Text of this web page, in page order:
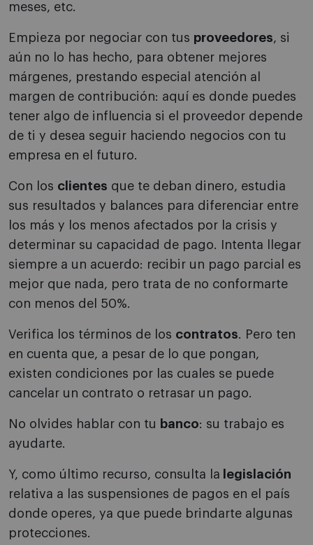
meses, etc.
Empieza por negociar con tus proveedores, si
aún no lo has hecho, para obtener mejores
márgenes, prestando especial atención al
margen de contribución: aquí es donde puedes
tener algo de influencia si el proveedor depende
de ti y desea seguir haciendo negocios con tu
empresa en el futuro.
Con los clientes que te deban dinero, estudia
sus resultados y balances para diferenciar entre
los más y los menos afectados por la crisis y
determinar su capacidad de pago. Intenta llegar
siempre a un acuerdo: recibir un pago parcial es
mejor que nada, pero trata de no conformarte
con menos del 50%.
Verifica los términos de los contratos. Pero ten
en cuenta que, a pesar de lo que pongan,
existen condiciones por las cuales se puede
cancelar un contrato o retrasar un pago.
No olvides hablar con tu banco: su trabajo es
ayudarte.
Y, como último recurso, consulta la legislación
relativa a las suspensiones de pagos en el país
donde operes, ya que puede brindarte algunas
protecciones.